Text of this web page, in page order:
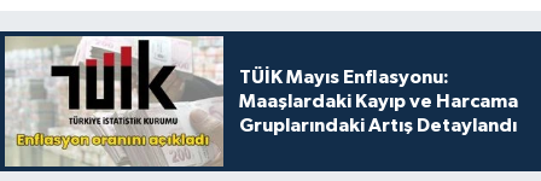
TÜİK Mayıs Enflasyonu:
Maaşlardaki Kayıp ve Harcama
Gruplarındaki Artış Detaylandı